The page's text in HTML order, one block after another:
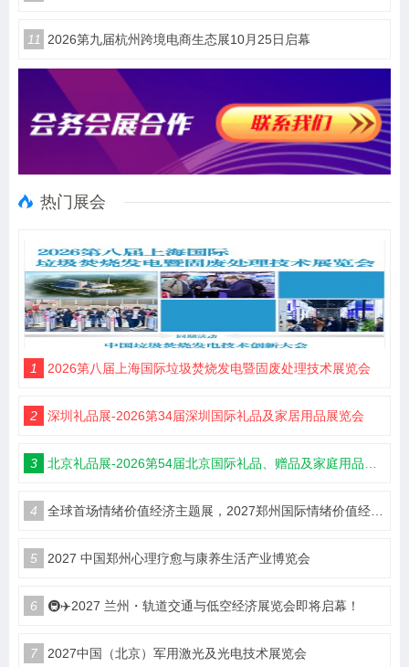
11 2026第九届杭州跨境电商生态展10月25日启幕
热门展会
1 2026第八届上海国际垃圾焚烧发电暨固废处理技术展览会
2 深圳礼品展-2026第34届深圳国际礼品及家居用品展览会
3 北京礼品展-2026第54届北京国际礼品、赠品及家庭用品展览会
4 全球首场情绪价值经济主题展，2027郑州国际情绪价值经济博览会
5 2027 中国郑州心理疗愈与康养生活产业博览会
6 🚇✈️2027 兰州・轨道交通与低空经济展览会即将启幕！
7 2027中国（北京）军用激光及光电技术展览会